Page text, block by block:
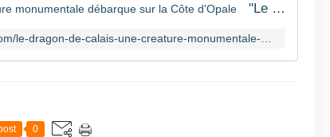
"Le dragon de Calais" : une créature monumentale débarque sur la Côte d'Opale
0